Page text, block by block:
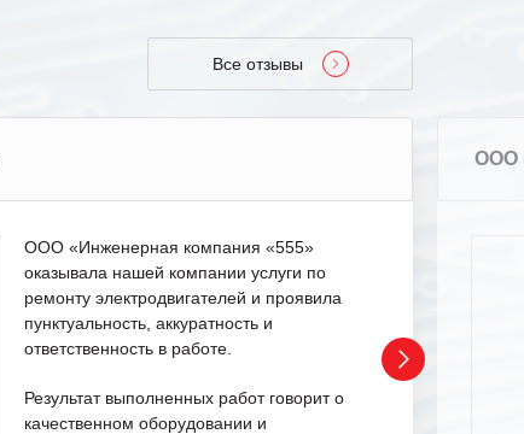
Все отзывы
ООО «Инженерная компания «555»
оказывала нашей компании услуги по
ремонту электродвигателей и проявила
пунктуальность, аккуратность и
ответственность в работе.
Результат выполненных работ говорит о
качественном оборудовании и
ООО